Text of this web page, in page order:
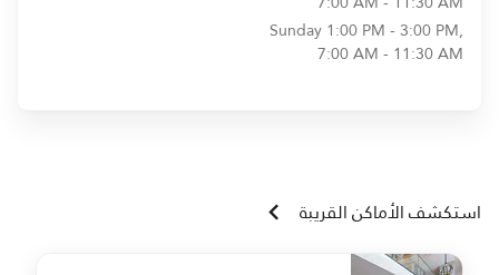
Sunday1:00 PM - 3:00 PM,
7:00 AM - 11:30 AM
استكشف الأماكن القريبة